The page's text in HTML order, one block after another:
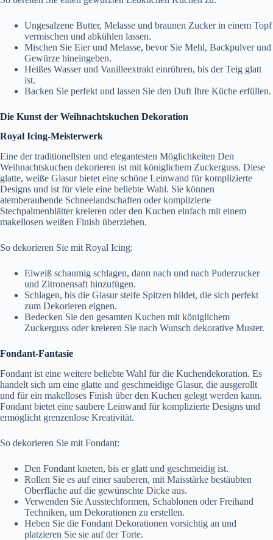
Ungesalzene Butter, Melasse und braunen Zucker in einem Topf
vermischen und abkühlen lassen.
Mischen Sie Eier und Melasse, bevor Sie Mehl, Backpulver und
Gewürze hineingeben.
Heißes Wasser und Vanilleextrakt einrühren, bis der Teig glatt
ist.
Backen Sie perfekt und lassen Sie den Duft Ihre Küche erfüllen.
Die Kunst der Weihnachtskuchen Dekoration
Royal Icing-Meisterwerk
Eine der traditionellsten und elegantesten Möglichkeiten Den
Weihnachtskuchen dekorieren ist mit königlichem Zuckerguss. Diese
glatte, weiße Glasur bietet eine schöne Leinwand für komplizierte
Designs und ist für viele eine beliebte Wahl. Sie können
atemberaubende Schneelandschaften oder komplizierte
Stechpalmenblätter kreieren oder den Kuchen einfach mit einem
makellosen weißen Finish überziehen.
So dekorieren Sie mit Royal Icing:
Eiweiß schaumig schlagen, dann nach und nach Puderzucker
und Zitronensaft hinzufügen.
Schlagen, bis die Glasur steife Spitzen bildet, die sich perfekt
zum Dekorieren eignen.
Bedecken Sie den gesamten Kuchen mit königlichem
Zuckerguss oder kreieren Sie nach Wunsch dekorative Muster.
Fondant-Fantasie
Fondant ist eine weitere beliebte Wahl für die Kuchendekoration. Es
handelt sich um eine glatte und geschmeidige Glasur, die ausgerollt
und für ein makelloses Finish über den Kuchen gelegt werden kann.
Fondant bietet eine saubere Leinwand für komplizierte Designs und
ermöglicht grenzenlose Kreativität.
So dekorieren Sie mit Fondant:
Den Fondant kneten, bis er glatt und geschmeidig ist.
Rollen Sie es auf einer sauberen, mit Maisstärke bestäubten
Oberfläche auf die gewünschte Dicke aus.
Verwenden Sie Ausstechformen, Schablonen oder Freihand
Techniken, um Dekorationen zu erstellen.
Heben Sie die Fondant Dekorationen vorsichtig an und
platzieren Sie sie auf der Torte.